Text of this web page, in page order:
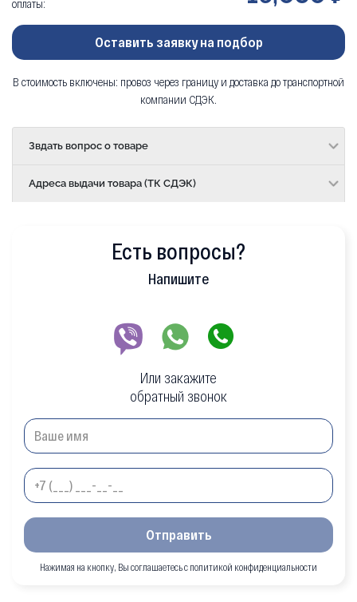
оплаты:
Оставить заявку на подбор
В стоимость включены: провоз через границу и доставка до транспортной
компании СДЭК.
Звдать вопрос о товаре
Адреса выдачи товара (ТК СДЭК)
Есть вопросы?
Напишите
Или закажите
обратный звонок
Отправить
Нажимая на кнопку, Вы соглашаетесь с политикой конфиденциальности